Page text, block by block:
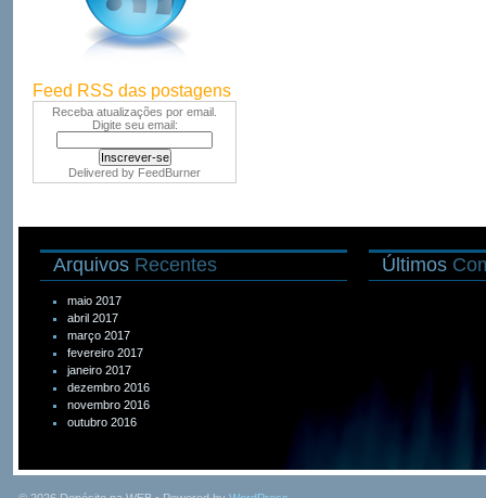
Feed RSS das postagens
Receba atualizações por email.
Digite seu email:
Delivered by FeedBurner
Arquivos Recentes
maio 2017
abril 2017
março 2017
fevereiro 2017
janeiro 2017
dezembro 2016
novembro 2016
outubro 2016
Últimos